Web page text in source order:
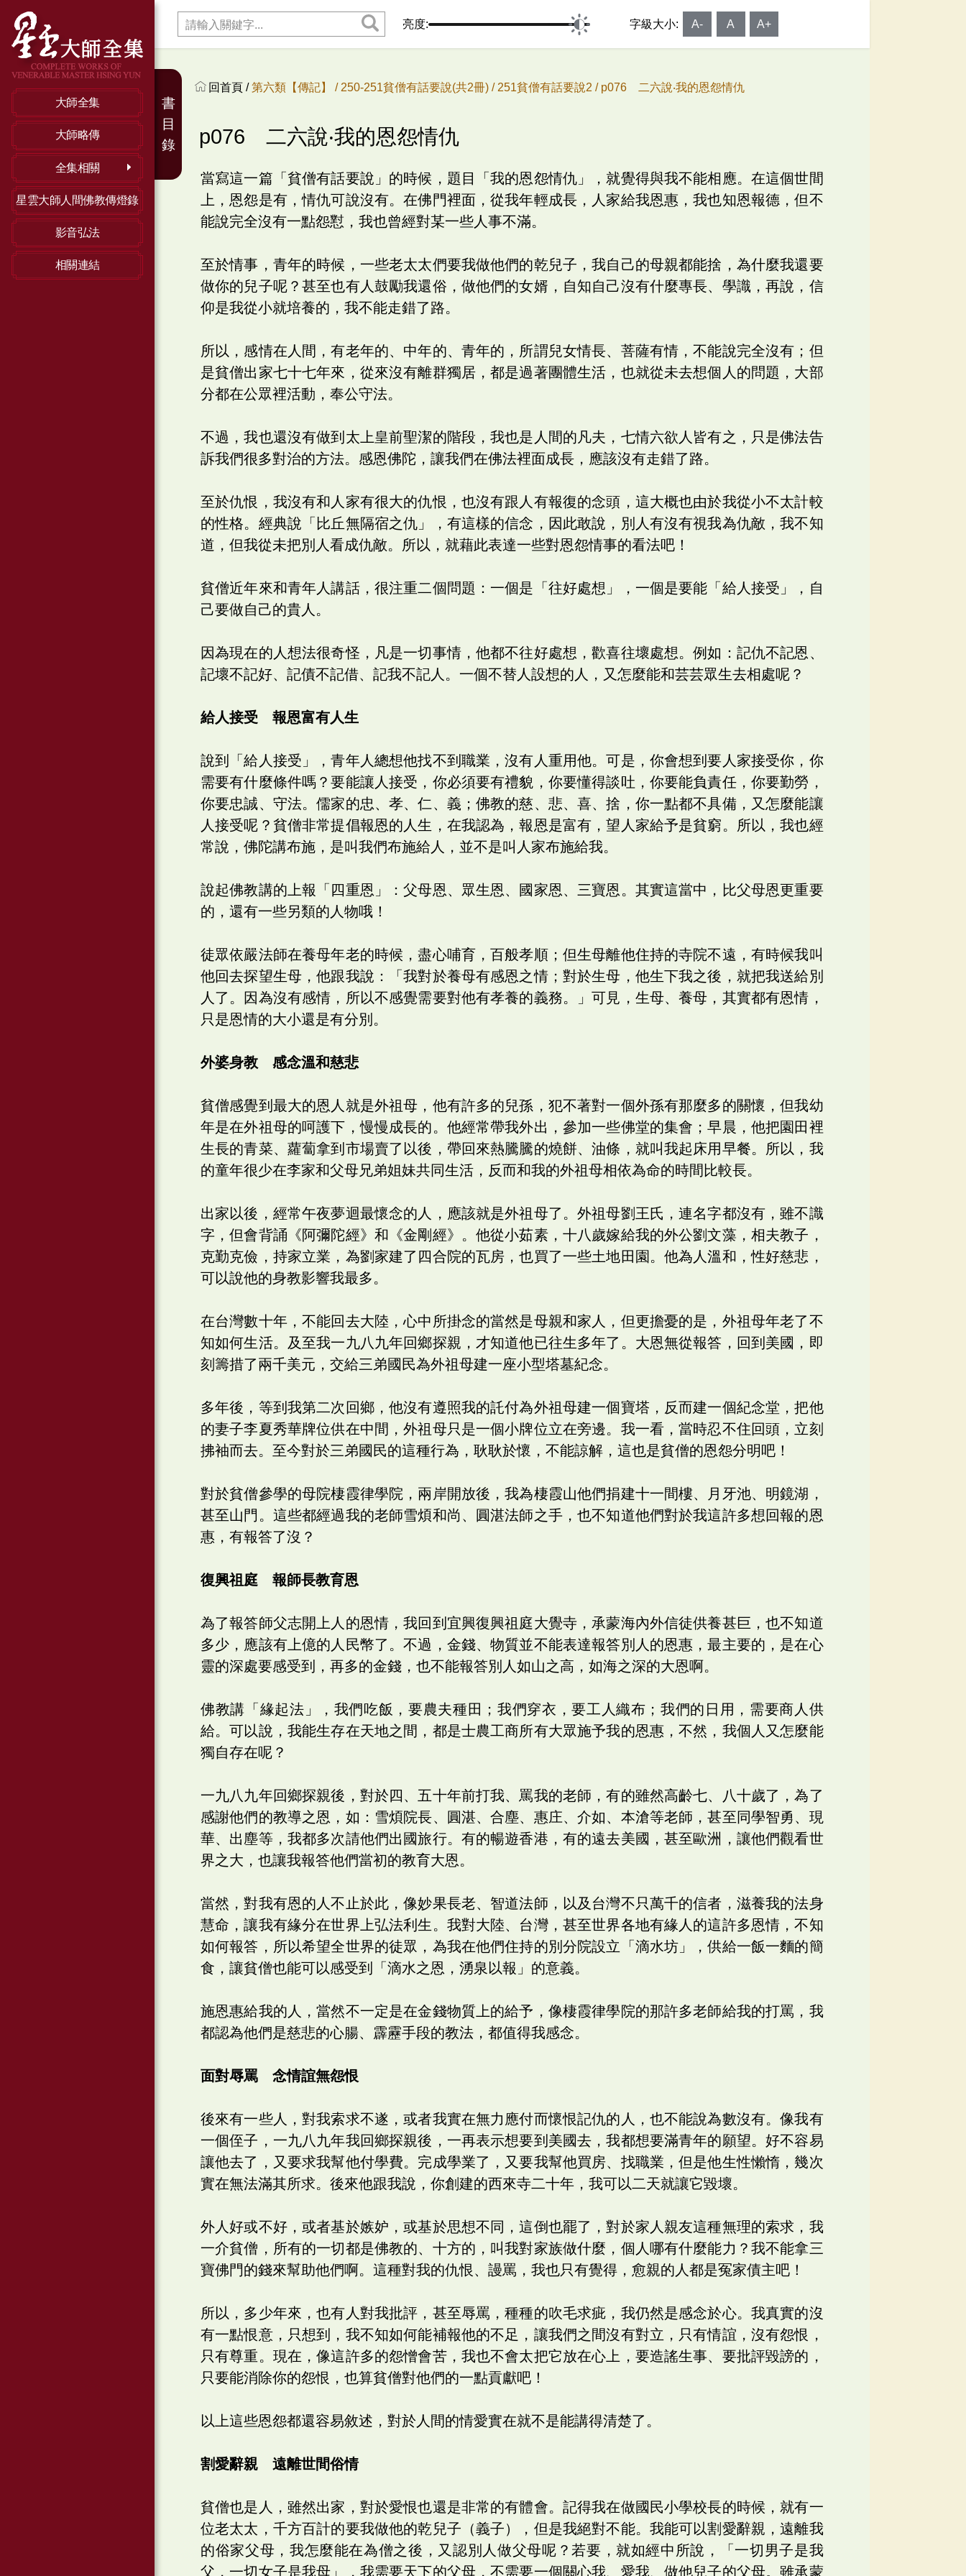
大師全集
大師略傳
全集相關
星雲大師人間佛教傳燈錄
影音弘法
相關連結
亮度: 字級大小: A- A A+
回首頁 /第六類【傳記】 / 250-251貧僧有話要說(共2冊) / 251貧僧有話要說2 / p076 二六說‧我的恩怨情仇
p076 二六說‧我的恩怨情仇
當寫這一篇「貧僧有話要說」的時候，題目「我的恩怨情仇」，就覺得與我不能相應。在這個世間
上，恩怨是有，情仇可說沒有。在佛門裡面，從我年輕成長，人家給我恩惠，我也知恩報德，但不
能說完全沒有一點怨懟，我也曾經對某一些人事不滿。
至於情事，青年的時候，一些老太太們要我做他們的乾兒子，我自己的母親都能捨，為什麼我還要
做你的兒子呢？甚至也有人鼓勵我還俗，做他們的女婿，自知自己沒有什麼專長、學識，再說，信
仰是我從小就培養的，我不能走錯了路。
所以，感情在人間，有老年的、中年的、青年的，所謂兒女情長、菩薩有情，不能說完全沒有；但
是貧僧出家七十七年來，從來沒有離群獨居，都是過著團體生活，也就從未去想個人的問題，大部
分都在公眾裡活動，奉公守法。
不過，我也還沒有做到太上皇前聖潔的階段，我也是人間的凡夫，七情六欲人皆有之，只是佛法告
訴我們很多對治的方法。感恩佛陀，讓我們在佛法裡面成長，應該沒有走錯了路。
至於仇恨，我沒有和人家有很大的仇恨，也沒有跟人有報復的念頭，這大概也由於我從小不太計較
的性格。經典說「比丘無隔宿之仇」，有這樣的信念，因此敢說，別人有沒有視我為仇敵，我不知
道，但我從未把別人看成仇敵。所以，就藉此表達一些對恩怨情事的看法吧！
貧僧近年來和青年人講話，很注重二個問題：一個是「往好處想」，一個是要能「給人接受」，自
己要做自己的貴人。
因為現在的人想法很奇怪，凡是一切事情，他都不往好處想，歡喜往壞處想。例如：記仇不記恩、
記壞不記好、記債不記借、記我不記人。一個不替人設想的人，又怎麼能和芸芸眾生去相處呢？
給人接受 報恩富有人生
說到「給人接受」，青年人總想他找不到職業，沒有人重用他。可是，你會想到要人家接受你，你
需要有什麼條件嗎？要能讓人接受，你必須要有禮貌，你要懂得談吐，你要能負責任，你要勤勞，
你要忠誠、守法。儒家的忠、孝、仁、義；佛教的慈、悲、喜、捨，你一點都不具備，又怎麼能讓
人接受呢？貧僧非常提倡報恩的人生，在我認為，報恩是富有，望人家給予是貧窮。所以，我也經
常說，佛陀講布施，是叫我們布施給人，並不是叫人家布施給我。
說起佛教講的上報「四重恩」：父母恩、眾生恩、國家恩、三寶恩。其實這當中，比父母恩更重要
的，還有一些另類的人物哦！
徒眾依嚴法師在養母年老的時候，盡心哺育，百般孝順；但生母離他住持的寺院不遠，有時候我叫
他回去探望生母，他跟我說：「我對於養母有感恩之情；對於生母，他生下我之後，就把我送給別
人了。因為沒有感情，所以不感覺需要對他有孝養的義務。」可見，生母、養母，其實都有恩情，
只是恩情的大小還是有分別。
外婆身教 感念溫和慈悲
貧僧感覺到最大的恩人就是外祖母，他有許多的兒孫，犯不著對一個外孫有那麼多的關懷，但我幼
年是在外祖母的呵護下，慢慢成長的。他經常帶我外出，參加一些佛堂的集會；早晨，他把園田裡
生長的青菜、蘿蔔拿到市場賣了以後，帶回來熱騰騰的燒餅、油條，就叫我起床用早餐。所以，我
的童年很少在李家和父母兄弟姐妹共同生活，反而和我的外祖母相依為命的時間比較長。
出家以後，經常午夜夢迴最懷念的人，應該就是外祖母了。外祖母劉王氏，連名字都沒有，雖不識
字，但會背誦《阿彌陀經》和《金剛經》。他從小茹素，十八歲嫁給我的外公劉文藻，相夫教子，
克勤克儉，持家立業，為劉家建了四合院的瓦房，也買了一些土地田園。他為人溫和，性好慈悲，
可以說他的身教影響我最多。
在台灣數十年，不能回去大陸，心中所掛念的當然是母親和家人，但更擔憂的是，外祖母年老了不
知如何生活。及至我一九八九年回鄉探親，才知道他已往生多年了。大恩無從報答，回到美國，即
刻籌措了兩千美元，交給三弟國民為外祖母建一座小型塔墓紀念。
多年後，等到我第二次回鄉，他沒有遵照我的託付為外祖母建一個寶塔，反而建一個紀念堂，把他
的妻子李夏秀華牌位供在中間，外祖母只是一個小牌位立在旁邊。我一看，當時忍不住回頭，立刻
拂袖而去。至今對於三弟國民的這種行為，耿耿於懷，不能諒解，這也是貧僧的恩怨分明吧！
對於貧僧參學的母院棲霞律學院，兩岸開放後，我為棲霞山他們捐建十一間樓、月牙池、明鏡湖，
甚至山門。這些都經過我的老師雪煩和尚、圓湛法師之手，也不知道他們對於我這許多想回報的恩
惠，有報答了沒？
復興祖庭 報師長教育恩
為了報答師父志開上人的恩情，我回到宜興復興祖庭大覺寺，承蒙海內外信徒供養甚巨，也不知道
多少，應該有上億的人民幣了。不過，金錢、物質並不能表達報答別人的恩惠，最主要的，是在心
靈的深處要感受到，再多的金錢，也不能報答別人如山之高，如海之深的大恩啊。
佛教講「緣起法」，我們吃飯，要農夫種田；我們穿衣，要工人織布；我們的日用，需要商人供
給。可以說，我能生存在天地之間，都是士農工商所有大眾施予我的恩惠，不然，我個人又怎麼能
獨自存在呢？
一九八九年回鄉探親後，對於四、五十年前打我、罵我的老師，有的雖然高齡七、八十歲了，為了
感謝他們的教導之恩，如：雪煩院長、圓湛、合塵、惠庄、介如、本滄等老師，甚至同學智勇、現
華、出塵等，我都多次請他們出國旅行。有的暢遊香港，有的遠去美國，甚至歐洲，讓他們觀看世
界之大，也讓我報答他們當初的教育大恩。
當然，對我有恩的人不止於此，像妙果長老、智道法師，以及台灣不只萬千的信者，滋養我的法身
慧命，讓我有緣分在世界上弘法利生。我對大陸、台灣，甚至世界各地有緣人的這許多恩情，不知
如何報答，所以希望全世界的徒眾，為我在他們住持的別分院設立「滴水坊」，供給一飯一麵的簡
食，讓貧僧也能可以感受到「滴水之恩，湧泉以報」的意義。
施恩惠給我的人，當然不一定是在金錢物質上的給予，像棲霞律學院的那許多老師給我的打罵，我
都認為他們是慈悲的心腸、霹靂手段的教法，都值得我感念。
面對辱罵 念情誼無怨恨
後來有一些人，對我索求不遂，或者我實在無力應付而懷恨記仇的人，也不能說為數沒有。像我有
一個侄子，一九八九年我回鄉探親後，一再表示想要到美國去，我都想要滿青年的願望。好不容易
讓他去了，又要求我幫他付學費。完成學業了，又要我幫他買房、找職業，但是他生性懶惰，幾次
實在無法滿其所求。後來他跟我說，你創建的西來寺二十年，我可以二天就讓它毀壞。
外人好或不好，或者基於嫉妒，或基於思想不同，這倒也罷了，對於家人親友這種無理的索求，我
一介貧僧，所有的一切都是佛教的、十方的，叫我對家族做什麼，個人哪有什麼能力？我不能拿三
寶佛門的錢來幫助他們啊。這種對我的仇恨、謾罵，我也只有覺得，愈親的人都是冤家債主吧！
所以，多少年來，也有人對我批評，甚至辱罵，種種的吹毛求疵，我仍然是感念於心。我真實的沒
有一點恨意，只想到，我不知如何能補報他的不足，讓我們之間沒有對立，只有情誼，沒有怨恨，
只有尊重。現在，像這許多的怨憎會苦，我也不會太把它放在心上，要造謠生事、要批評毀謗的，
只要能消除你的怨恨，也算貧僧對他們的一點貢獻吧！
以上這些恩怨都還容易敘述，對於人間的情愛實在就不是能講得清楚了。
割愛辭親 遠離世間俗情
貧僧也是人，雖然出家，對於愛恨也還是非常的有體會。記得我在做國民小學校長的時候，就有一
位老太太，千方百計的要我做他的乾兒子（義子），但是我絕對不能。我能可以割愛辭親，遠離我
的俗家父母，我怎麼能在為僧之後，又認別人做父母呢？若要，就如經中所說，「一切男子是我
父，一切女子是我母」，我需要天下的父母，不需要一個關心我、愛我、做他兒子的父母。雖承蒙
書
目
錄